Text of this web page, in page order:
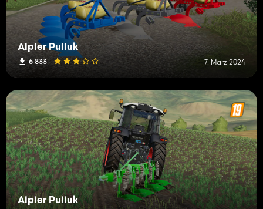
Alpler Pulluk
6 833 7. März 2024
Alpler Pulluk